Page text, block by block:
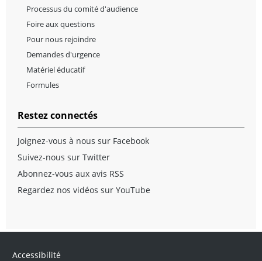
Processus du comité d'audience
Foire aux questions
Pour nous rejoindre
Demandes d'urgence
Matériel éducatif
Formules
Restez connectés
Joignez-vous à nous sur Facebook
Suivez-nous sur Twitter
Abonnez-vous aux avis RSS
Regardez nos vidéos sur YouTube
Accessibilité